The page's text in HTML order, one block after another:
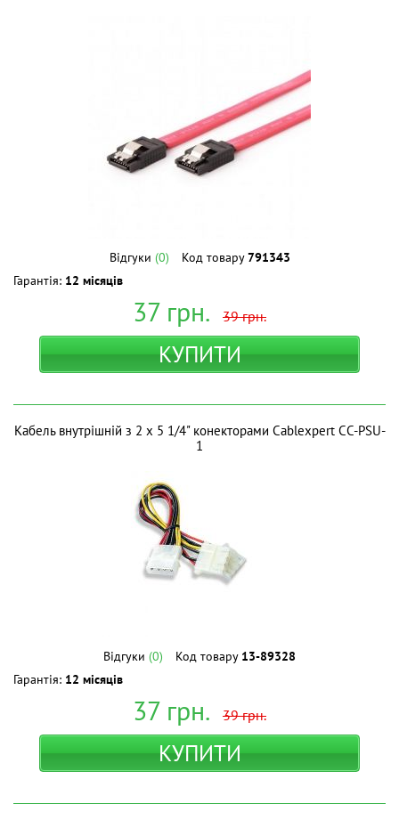
Відгуки (0) Код товару791343
Гарантія: 12 місяців
37грн. 39грн.
КУПИТИ
Кабель внутрішній з 2 x 5 1/4" конекторами Cablexpert CC-PSU-
1
Відгуки (0) Код товару 13-89328
Гарантія: 12 місяців
37грн. 39грн.
КУПИТИ